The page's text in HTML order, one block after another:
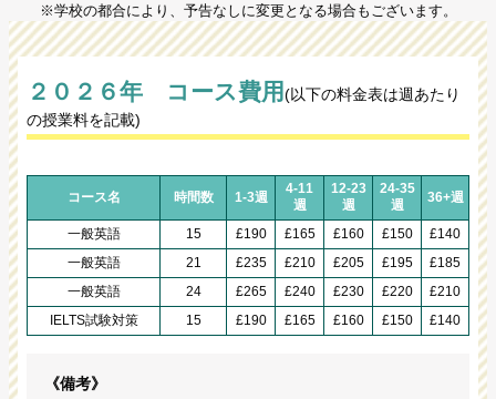
※学校の都合により、予告なしに変更となる場合もございます。
２０２６年 コース費用(以下の料金表は週あたり
の授業料を記載)
コース名 時間数 1-3週
4-11
週
12-23
週
24-35
週
36+週
一般英語 15 £190 £165 £160 £150
£140
一般英語
21 £235 £210 £205 £195
£185
一般英語
24 £265 £240 £230 £220
£210
IELTS試験対策
15 £190 £165 £160 £150 £140
《備考》